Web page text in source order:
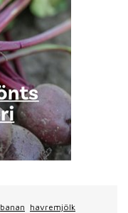
banan havremjölk